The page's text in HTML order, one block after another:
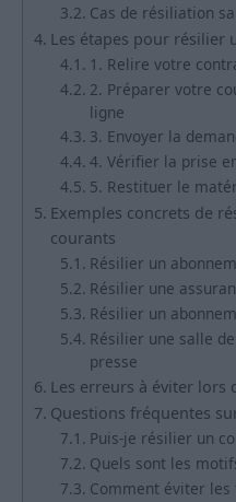
Cas de résiliation
Les étapes pour résilier
1. Relire votre
2. Préparer votre
ligne
3. Envoyer la
4. Vérifier la prise
5. Restituer le
Exemples concrets de
courants
Résilier un
Résilier une
Résilier un
Résilier une salle
presse
Les erreurs à éviter lors
Questions fréquentes
Puis-je résilier un
Quels sont les
Comment éviter